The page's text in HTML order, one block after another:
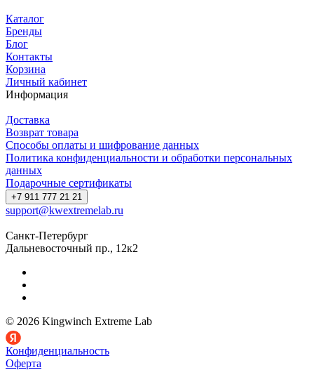
Каталог
Бренды
Блог
Контакты
Корзина
Личный кабинет
Информация
Доставка
Возврат товара
Способы оплаты и шифрование данных
Политика конфиденциальности и обработки персональных
данных
Подарочные сертификаты
+7 911 777 21 21
support@kwextremelab.ru
Санкт-Петербург
Дальневосточный пр., 12к2
© 2026 Kingwinch Extreme Lab
Конфиденциальность
Оферта